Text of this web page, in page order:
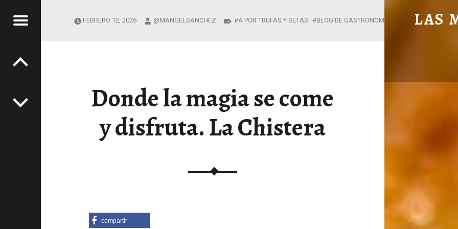
LAS
GASTRONÓMICAS
Menú
Donde la magia se come
y disfruta. La Chistera
compartir
FEBRERO 12, 2026 @MANGELSANCHEZ A POR TRUFAS Y SETAS BLOG DE GASTRONOMÍA COMUNIDAD MADRID